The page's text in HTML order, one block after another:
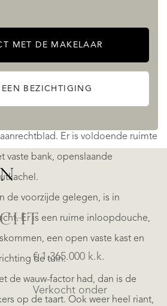
4-pits gaskookplaat, afzuigkap,
Er is voldoende ruimte
vaste bank, openslaande
de voorzijde gelegen, is in
Er is een ruime inloopdouche,
een open vaste kast en
de tuin.
de wauw-factor had, dan is de
op de taart. Ook weer heel riant,
MET DE MAKELAAR
EEN BEZICHTIGING
€ 1.365.000 k.k.
Verkocht onder